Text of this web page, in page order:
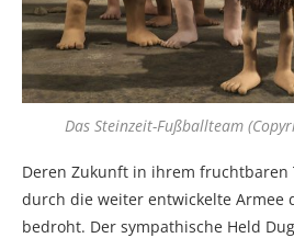
Das Steinzeit-Fußballteam
Deren Zukunft in ihrem fruchtbaren
durch die weiter entwickelte Armee
bedroht. Der sympathische Held